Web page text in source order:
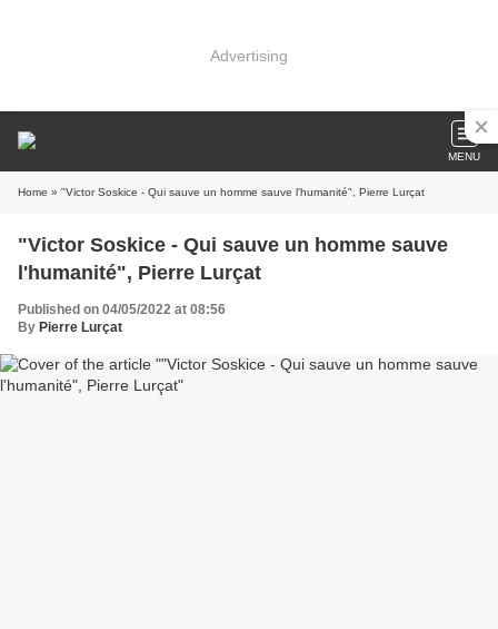
Advertising
MENU
Home » "Victor Soskice - Qui sauve un homme sauve l'humanité", Pierre Lurçat
"Victor Soskice - Qui sauve un homme sauve
l'humanité", Pierre Lurçat
Published on 04/05/2022 at 08:56
By Pierre Lurçat